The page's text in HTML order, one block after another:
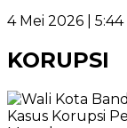
4 Mei 2026 |
KORUPSI